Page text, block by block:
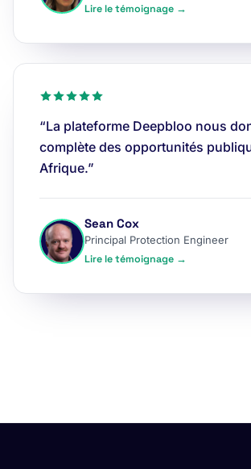
Lire le témoignage →
“La plateforme Deepbloo nous
complète des opportunités
Afrique.”
Sean Cox
Principal Protection Engineer
Lire le témoignage →